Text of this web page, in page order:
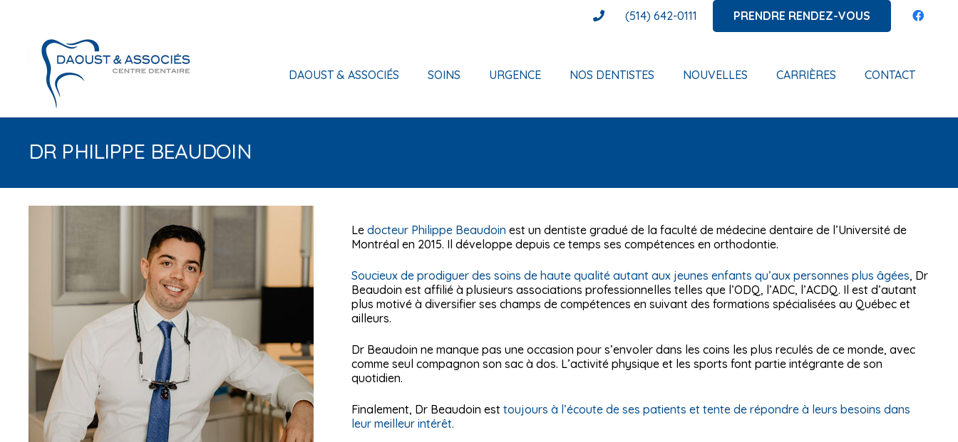
(514) 642-0111 PRENDRE RENDEZ-VOUS
DAOUST & ASSOCIÉS SOINS URGENCE NOS DENTISTES NOUVELLES CARRIÈRES CONTACT
DR PHILIPPE BEAUDOIN
Ledocteur Philippe Beaudoin est un dentiste gradué de la faculté de médecine dentaire de l’Université de
Montréal en 2015. Il développe depuis ce temps ses compétences en orthodontie.
Soucieux de prodiguer des soins de haute qualité autant aux jeunes enfants qu’aux personnes plus âgées, Dr
Beaudoin est affilié à plusieurs associations professionnelles telles que l’ODQ, l’ADC, l’ACDQ. Il est d’autant
plus motivé à diversifier ses champs de compétences en suivant des formations spécialisées au Québec et
ailleurs.
Dr Beaudoin ne manque pas une occasion pour s’envoler dans les coins les plus reculés de ce monde, avec
comme seul compagnon son sac à dos. L’activité physique et les sports font partie intégrante de son
quotidien.
Finalement, Dr Beaudoin esttoujours à l’écoute de ses patients et tente de répondre à leurs besoins dans
leur meilleur intérêt.